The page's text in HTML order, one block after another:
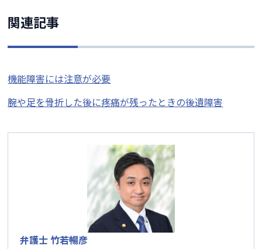
関連記事
機能障害には注意が必要
腕や足を骨折した後に疼痛が残ったときの後遺障害
弁護士 竹若暢彦